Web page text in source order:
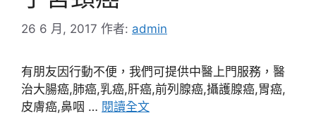
26 6 月, 2017 作者: admin
有朋友因行動不便，我們可提供中醫上門服務，醫
治大腸癌,肺癌,乳癌,肝癌,前列腺癌,攝護腺癌,胃癌,
皮膚癌,鼻咽 … 閱讀全文